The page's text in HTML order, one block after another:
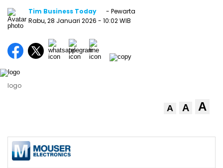
Tim Business Today
- Pewarta
Rabu, 28 Januari 2026 - 10:02 WIB
logo
A A A